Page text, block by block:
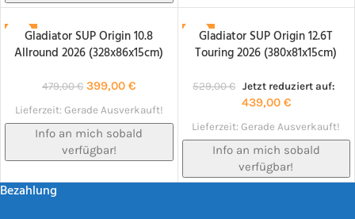
-17%
NACHBESTELLT!
Gladiator SUP Origin 10.8
Allround 2026 (328x86x15cm)
479,00€ 399,00€
Lieferzeit: Gerade Ausverkauft!
Info an mich sobald
verfügbar!
-17%
NACHBESTELLT!
Gladiator SUP Origin 12.6T
Touring 2026 (380x81x15cm)
529,00€ Jetzt reduziert auf:
439,00 €
Lieferzeit:Gerade Ausverkauft!
Info an mich sobald
verfügbar!
Bezahlung